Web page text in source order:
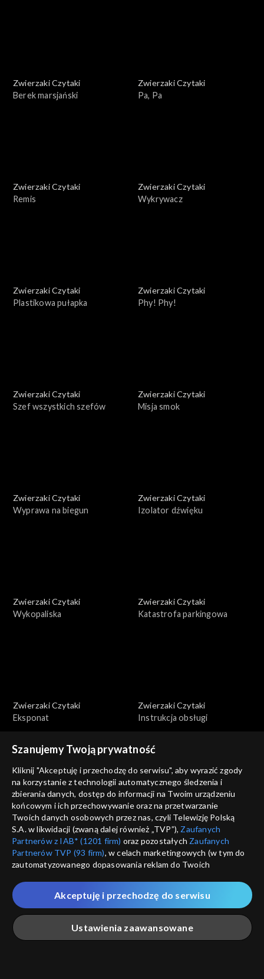
Zwierzaki Czytaki
Berek marsjański
Zwierzaki Czytaki
Pa, Pa
Zwierzaki Czytaki
Remis
Zwierzaki Czytaki
Wykrywacz
Zwierzaki Czytaki
Plastikowa pułapka
Zwierzaki Czytaki
Phy! Phy!
Zwierzaki Czytaki
Szef wszystkich szefów
Zwierzaki Czytaki
Misja smok
Zwierzaki Czytaki
Wyprawa na biegun
Zwierzaki Czytaki
Izolator dźwięku
Zwierzaki Czytaki
Wykopaliska
Zwierzaki Czytaki
Katastrofa parkingowa
Zwierzaki Czytaki
Eksponat
Zwierzaki Czytaki
Instrukcja obsługi
Zwierzaki Czytaki
Idealny motywator
Zwierzaki Czytaki
Kącik kulinarny
Zwierzaki Czytaki
Podziemna atrakcja
turystyczna
Zwierzaki Czytaki
Łamigłówka
Szanujemy Twoją prywatność
Kliknij "Akceptuję i przechodzę do serwisu", aby wyrazić zgody
na korzystanie z technologii automatycznego śledzenia i
zbierania danych, dostęp do informacji na Twoim urządzeniu
końcowym i ich przechowywanie oraz na przetwarzanie
Twoich danych osobowych przez nas, czyli Telewizję Polską
S.A. w likwidacji (zwaną dalej również „TVP”), Zaufanych
Partnerów z IAB* (1201 firm) oraz pozostałych Zaufanych
Partnerów TVP (93 firm), w celach marketingowych (w tym do
zautomatyzowanego dopasowania reklam do Twoich
które wskazujemy poniżej, a także zgody na udostępnianie
przez nas identyfikatora PPID do Google.
Twoje dane osobowe zbierane podczas odwiedzania przez
Ciebie naszych
poszczególnych serwisówzwanych dalej
„Portalem”, w tym informacje zapisywane za pomocą
Ustawienia zaawansowane
Akceptuję i przechodzę do serwisu